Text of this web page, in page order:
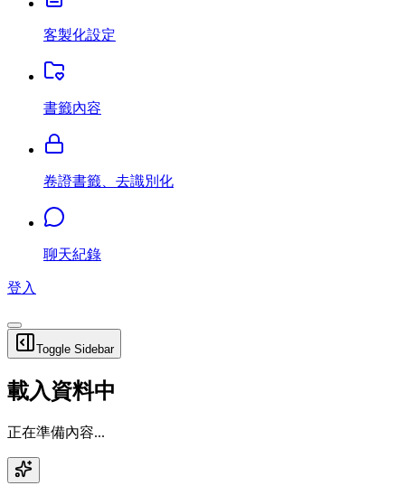
客製化設定
書籤內容
卷證書籤、去識別化
聊天紀錄
登入
Toggle Sidebar
載入資料中
正在準備內容...